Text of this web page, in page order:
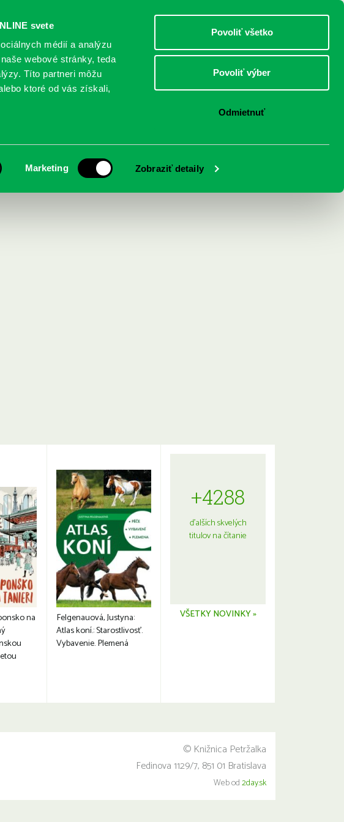
svete
médií a analýzu
webové stránky, teda
Títo partneri môžu
ktoré od vás získali,
Marketing Zobraziť detaily
Povoliť všetko
Povoliť výber
Odmietnuť
DOSPELÍ
O KNIŽNICI
= Aphorismen und
na
Felgenauová, Justyna:
Atlas koní.: Starostlivosť.
Vybavenie. Plemená
+4288
ďalších skvelých
titulov na čítanie
VŠETKY NOVINKY »
© Knižnica Petržalka
Fedinova 1129/7, 851 01 Bratislava
Web od2day.sk